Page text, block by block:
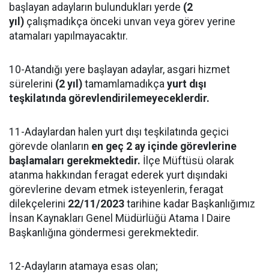
başlayan adayların bulundukları yerde (2
yıl) çalışmadıkça önceki unvan veya görev yerine
atamaları yapılmayacaktır.
10-Atandığı yere başlayan adaylar, asgari hizmet
sürelerini (2 yıl) tamamlamadıkça yurt dışı
teşkilatında görevlendirilemeyeceklerdir.
11-Adaylardan halen yurt dışı teşkilatında geçici
görevde olanların en geç 2 ay içinde görevlerine
başlamaları gerekmektedir. İlçe Müftüsü olarak
atanma hakkından feragat ederek yurt dışındaki
görevlerine devam etmek isteyenlerin, feragat
dilekçelerini 22/11/2023 tarihine kadar Başkanlığımız
İnsan Kaynakları Genel Müdürlüğü Atama I Daire
Başkanlığına göndermesi gerekmektedir.
12-Adayların atamaya esas olan;